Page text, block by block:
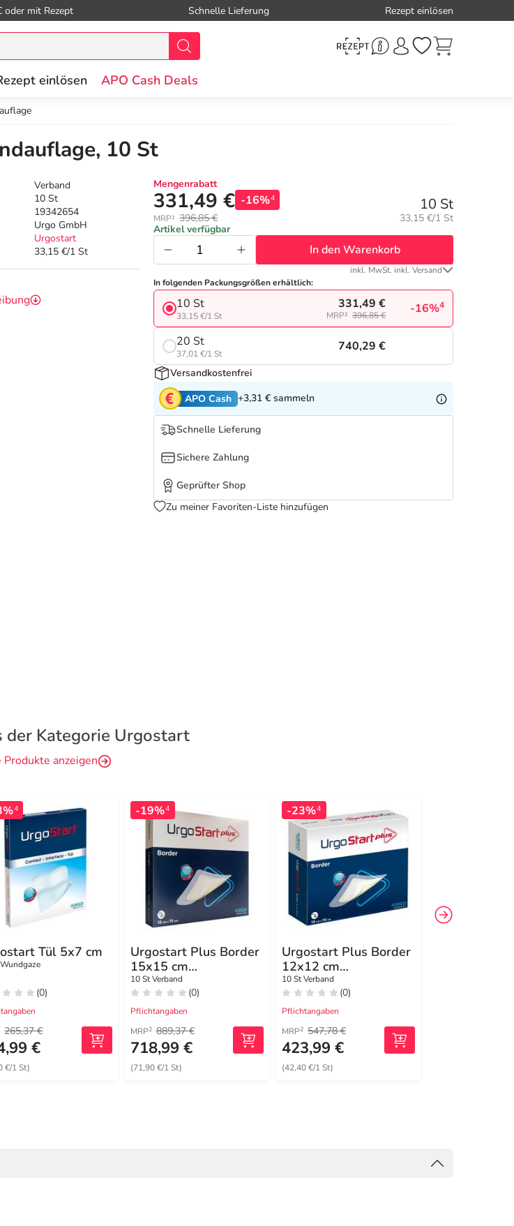
oder mit Rezept Schnelle Lieferung Rezept einlösen
einlösen APO Cash Deals
10 St
Verband
10 St
19342654
Urgo GmbH
Urgostart
33,15 €/1 St
Mengenrabatt
331,49 € -16%4
MRP² 396,85 €
10 St
Grundpreis:
33,15 €/1 St
Artikel verfügbar
In den Warenkorb
inkl. MwSt. inkl. Versand
In folgenden Packungsgrößen erhältlich:
10 St
33,15 €/1 St
331,49 €
MRP² 396,85 € -16%4
20 St
37,01 €/1 St
740,29 €
Versandkostenfrei
APO Cash +3,31 € sammeln
Schnelle Lieferung
Sichere Zahlung
Geprüfter Shop
Zu meiner Favoriten-Liste hinzufügen
der Kategorie Urgostart
anzeigen
4
Tül 5x7 cm
(0)
265,37 €
€
€/1 St)
-19%4
Urgostart Plus Border
15x15 cm
Wundverband
10 St Verband
(0)
Pflichtangaben
MRP2 889,37 €
718,99 €
(71,90 €/1 St)
-23%4
Urgostart Plus Border
12x12 cm
Wundverband
10 St Verband
(0)
Pflichtangaben
MRP2 547,78 €
423,99 €
(42,40 €/1 St)